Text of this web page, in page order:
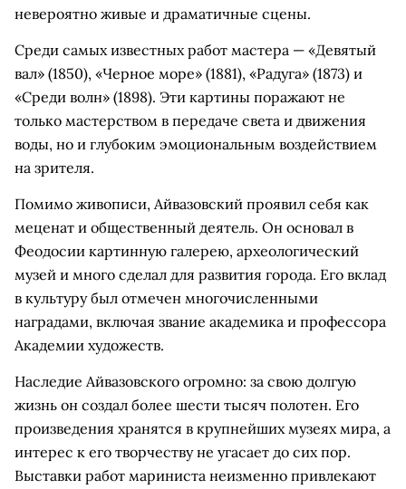
невероятно живые и драматичные сцены.
Среди самых известных работ мастера — «Девятый
вал» (1850), «Черное море» (1881), «Радуга» (1873) и
«Среди волн» (1898). Эти картины поражают не
только мастерством в передаче света и движения
воды, но и глубоким эмоциональным воздействием
на зрителя.
Помимо живописи, Айвазовский проявил себя как
меценат и общественный деятель. Он основал в
Феодосии картинную галерею, археологический
музей и много сделал для развития города. Его вклад
в культуру был отмечен многочисленными
наградами, включая звание академика и профессора
Академии художеств.
Наследие Айвазовского огромно: за свою долгую
жизнь он создал более шести тысяч полотен. Его
произведения хранятся в крупнейших музеях мира, а
интерес к его творчеству не угасает до сих пор.
Выставки работ мариниста неизменно привлекают